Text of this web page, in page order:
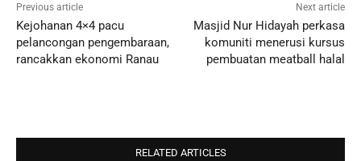
Previous article
Kejohanan 4×4 pacu
pelancongan pengembaraan,
rancakkan ekonomi Ranau
Next article
Masjid Nur Hidayah perkasa
komuniti menerusi kursus
pembuatan meatball halal
RELATED ARTICLES